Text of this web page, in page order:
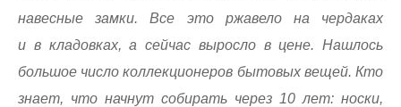
навесные замки. Все это ржавело на чердаках
и в кладовках, а сейчас выросло в цене. Нашлось
большое число коллекционеров бытовых вещей. Кто
знает, что начнут собирать через 10 лет: носки,